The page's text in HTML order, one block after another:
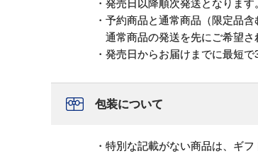
・発売日以降順次発送となります
・予約商品と通常商品（限定品
通常商品の発送を先にご希望さ
・発売日からお届けまでに最短
包装について
・特別な記載がない商品は、ギフ